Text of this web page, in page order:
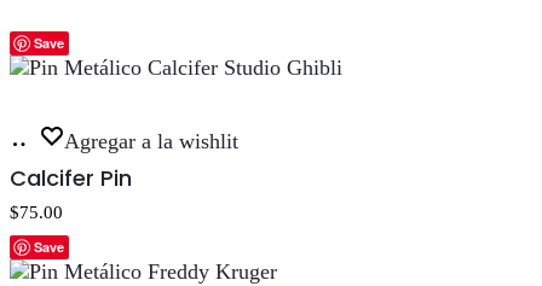
Save
Añadir
carrito
Agregar a la wishlit
Calcifer Pin
$75.00
Save